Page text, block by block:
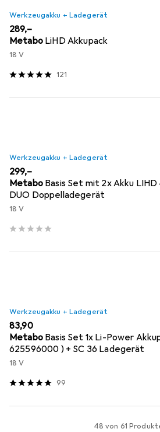
Werkzeugakku + Ladegerät
EUR
289,–
Metabo LiHD Akkupack
18 V
121
Werkzeugakku + Ladegerät
EUR
299,–
Metabo Basis Set mit 2x Akku LIHD
DUO Doppelladegerät
18 V
Werkzeugakku + Ladegerät
EUR
83,90
Metabo Basis Set 1x Li-Power
625596000 ) + SC 36 Ladegerät
18 V
99
48 von 61